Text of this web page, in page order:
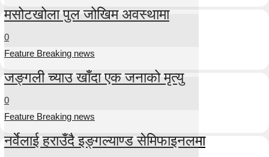
मसोटखोला पुल जोखिम अवस्थामा
0
Feature Breaking news
जङ्गली च्याउ खाँदा एक जनाको मृत्यु
0
Feature Breaking news
नर्वेलाई हराउँदै इङ्गल्याण्ड सेमिफाइनलमा